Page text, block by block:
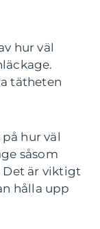
hur väl
tätheten
hur väl
såsom
är viktigt
hålla upp